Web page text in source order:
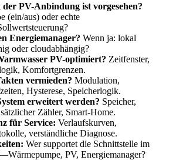
PV-Anbindung ist vorgesehen?
(ein/aus) oder echte
Energiemanager? Wenn ja: lokal
oder cloudabhängig?
PV-optimiert? Zeitfenster,
Komfortgrenzen.
vermieden? Modulation,
Hysterese, Speicherlogik.
erweitert werden? Speicher,
Zähler, Smart-Home.
für Service: Verlaufskurven,
verständliche Diagnose.
Wer supportet die Schnittstelle im
PV, Energiemanager?